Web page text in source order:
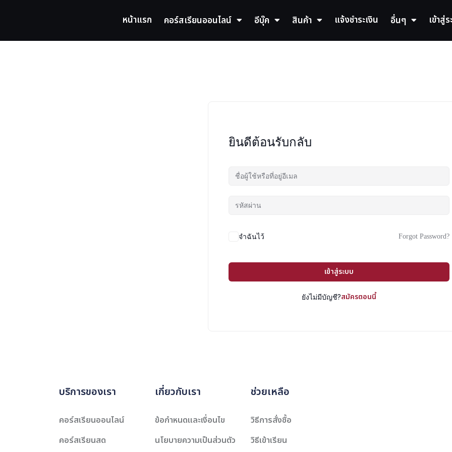
หน้าแรก คอร์สเรียนออนไลน์ อีบุ๊ค สินค้า แจ้งชำระเงิน อื่นๆ เข้าสู่
ยินดีต้อนรับกลับ
จำฉันไว้ Forgot Password?
เข้าสู่ระบบ
ยังไม่มีบัญชี?สมัครตอนนี้
บริการของเรา
คอร์สเรียนออนไลน์
คอร์สเรียนสด
เกี่ยวกับเรา
ข้อกำหนดและเงื่อนไข
นโยบายความเป็นส่วนตัว
ช่วยเหลือ
วิธีการสั่งซื้อ
วิธีเข้าเรียน